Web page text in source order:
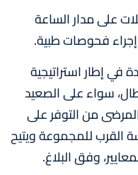
على مدار الساعة
فحوصات طبية.
في إطار استراتيجية
سواء على الصعيد
من التوفر على
القرب للمجموعة ويتيح
وفق البلاغ.